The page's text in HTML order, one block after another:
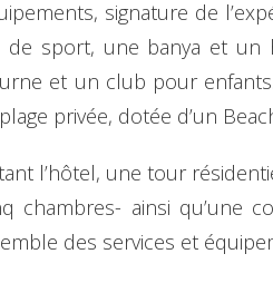
signature de
de sport, une banya et un
et un club pour
privée, dotée d’un
l’hôtel, une tour
chambres- ainsi qu’une
des services et